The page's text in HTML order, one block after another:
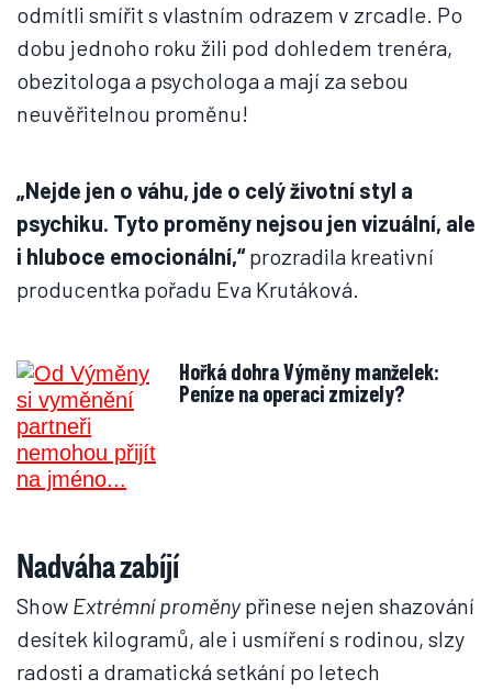
odmítli smířit s vlastním odrazem v zrcadle. Po
dobu jednoho roku žili pod dohledem trenéra,
obezitologa a psychologa a mají za sebou
neuvěřitelnou proměnu!
„Nejde jen o váhu, jde o celý životní styl a
psychiku. Tyto proměny nejsou jen vizuální, ale
i hluboce emocionální,“prozradila kreativní
producentka pořadu Eva Krutáková.
Hořká dohra Výměny manželek:
Peníze na operaci zmizely?
Nadváha zabíjí
Show Extrémní proměnypřinese nejen shazování
desítek kilogramů, ale i usmíření s rodinou, slzy
radosti a dramatická setkání po letech